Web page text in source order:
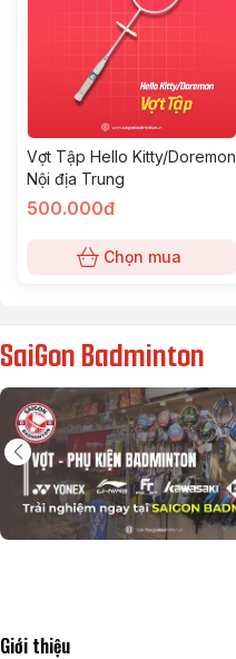
Vợt Tập Hello Kitty/Doremon
Nội địa Trung
500.000đ
Chọn mua
SaiGon Badminton
Giới thiệu